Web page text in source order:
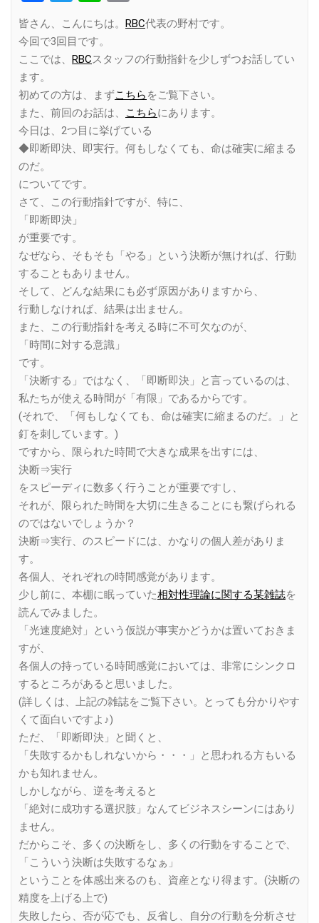
Link
皆さん、こんにちは。 RBC代表の野村です。
今回で3回目です。
ここでは、 RBCスタッフの行動指針を少しずつお話してい
ます。
初めての方は、まずこちら をご覧下さい。
また、前回のお話は、
こちらにあります。
今日は、2つ目に挙げている
◆即断即決、即実行。何もしなくても、命は確実に縮まる
のだ。
についてです。
さて、この行動指針ですが、特に、
「即断即決」
が重要です。
なぜなら、そもそも「やる」という決断が無ければ、行動
することもありません。
そして、どんな結果にも必ず原因がありますから、
行動しなければ、結果は出ません。
また、この行動指針を考える時に不可欠なのが、
「時間に対する意識」
です。
「決断する」ではなく、「即断即決」と言っているのは、
私たちが使える時間が「有限」であるからです。
(それで、「何もしなくても、命は確実に縮まるのだ。」と
釘を刺しています。)
ですから、限られた時間で大きな成果を出すには、
決断⇒実行
をスピーディに数多く行うことが重要ですし、
それが、限られた時間を大切に生きることにも繋げられる
のではないでしょうか？
決断⇒実行、のスピードには、かなりの個人差がありま
す。
各個人、それぞれの時間感覚があります。
少し前に、本棚に眠っていた相対性理論に関する某雑誌を
読んでみました。
「光速度絶対」という仮説が事実かどうかは置いておきま
すが、
各個人の持っている時間感覚においては、非常にシンクロ
するところがあると思いました。
(詳しくは、上記の雑誌をご覧下さい。とっても分かりやす
くて面白いですよ♪)
ただ、「即断即決」と聞くと、
「失敗するかもしれないから・・・」と思われる方もいる
かも知れません。
しかしながら、逆を考えると
「絶対に成功する選択肢」なんてビジネスシーンにはあり
ません。
だからこそ、多くの決断をし、多くの行動をすることで、
「こういう決断は失敗するなぁ」
ということを体感出来るのも、資産となり得ます。(決断の
精度を上げる上で)
失敗したら、否が応でも、反省し、自分の行動を分析させ